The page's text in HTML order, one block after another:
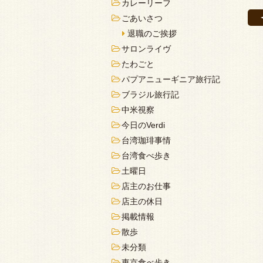
カレーリーフ
ごあいさつ
退職のご挨拶
サロンライヴ
たわごと
パプアニューギニア旅行記
ブラジル旅行記
中米視察
今日のVerdi
台湾珈琲事情
台湾食べ歩き
土曜日
店主のお仕事
店主の休日
掲載情報
散歩
未分類